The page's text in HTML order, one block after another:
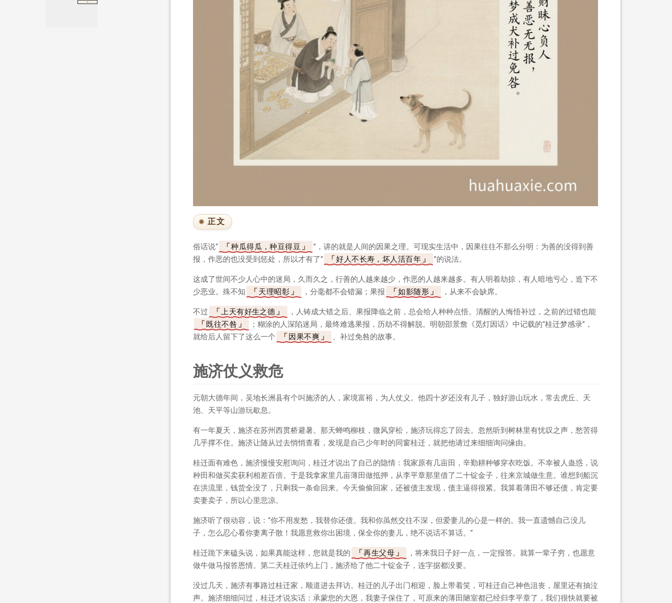
任法
·
正文
俗话说“ 种瓜得瓜，种豆得豆
”，讲的就是人间的因果之理。可现实生活中，因果往往不那么分明：为善的没得到善
报，作恶的也没受到惩处，所以才有了“
好人不长寿，坏人活百年 ”的说法。
这成了世间不少人心中的迷局，久而久之，行善的人越来越少，作恶的人越来越多。有人明着劫掠，有人暗地亏心，造下不
少恶业。殊不知
天理昭彰 ，分毫都不会错漏；果报 如影随形 ，从来不会缺席。
不过 上天有好生之德
，人铸成大错之后、果报降临之前，总会给人种种点悟。清醒的人悔悟补过，之前的过错也能
既往不咎
；糊涂的人深陷迷局，最终难逃果报，历劫不得解脱。明朝邵景詹《觅灯因话》中记载的“桂迁梦感录”，
就给后人留下了这么一个
因果不爽 、补过免咎的故事。
施济仗义救危
元朝大德年间，吴地长洲县有个叫施济的人，家境富裕，为人仗义。他四十岁还没有儿子，独好游山玩水，常去虎丘、天
池、天平等山游玩歇息。
有一年夏天，施济在苏州西贯桥避暑。那天蝉鸣柳枝，微风穿松，施济玩得忘了回去。忽然听到树林里有忧叹之声，愁苦得
几乎撑不住。施济让随从过去悄悄查看，发现是自己少年时的同窗桂迁，就把他请过来细细询问缘由。
桂迁面有难色，施济慢慢安慰询问，桂迁才说出了自己的隐情：我家原有几亩田，辛勤耕种够穿衣吃饭。不幸被人蛊惑，说
种田和做买卖获利相差百倍。于是我拿家里几亩薄田做抵押，从李平章那里借了二十锭金子，往来京城做生意。谁想到船沉
在洪流里，钱货全没了，只剩我一条命回来。今天偷偷回家，还被债主发现，债主逼得很紧。我算着薄田不够还债，肯定要
卖妻卖子，所以心里悲凉。
施济听了很动容，说：“你不用发愁，我替你还债。我和你虽然交往不深，但爱妻儿的心是一样的。我一直遗憾自己没儿
子，怎么忍心看你妻离子散！我愿意救你出困境，保全你的妻儿，绝不说话不算话。”
桂迁跪下来磕头说，如果真能这样，您就是我的 再生父母
，将来我日子好一点，一定报答。就算一辈子穷，也愿意
做牛做马报答恩情。第二天桂迁依约上门，施济给了他二十锭金子，连字据都没要。
没过几天，施济有事路过桂迁家，顺道进去拜访。桂迁的儿子出门相迎，脸上带着笑，可桂迁自己神色沮丧，屋里还有抽泣
声。施济细细问过，桂迁才说实话：承蒙您的大恩，我妻子保住了，可原来的薄田陋室都已经归李平章了，我们很快就要被